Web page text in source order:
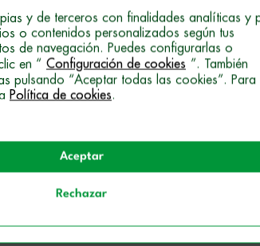
que podrás cursar en
centros públicos de FP o
modalidad presencial y tienen
distribuidas normalmente
prácticas llamado FCT o
y de terceros con finalidades analíticas y
o contenidos personalizados según tus
de navegación. Puedes configurarlas o
en “ Configuración de cookies ”. También
pulsando “Aceptar todas las cookies”. Para
Política de cookies.
Aceptar
Rechazar